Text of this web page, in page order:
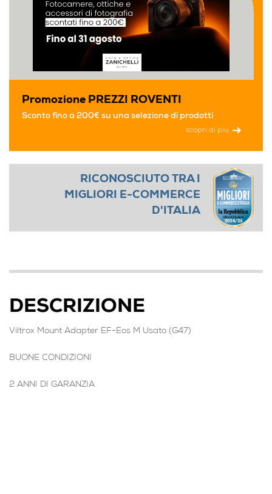
Promozione PREZZI ROVENTI
Sconto fino a 200€ su una selezione di prodotti
scopri di più
RICONOSCIUTO TRA I
MIGLIORI E-COMMERCE
D'ITALIA
DESCRIZIONE
Viltrox Mount Adapter EF-Eos M Usato (G47)
BUONE CONDIZIONI
2 ANNI DI GARANZIA